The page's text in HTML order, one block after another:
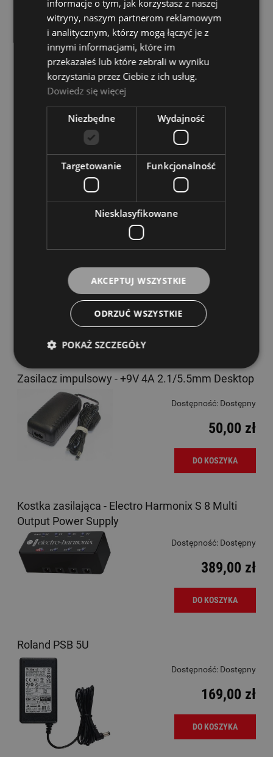
DO KOSZYKA
Zasilacz do Efektów - TC Helicon Singles Connect
Dostępność:Dostępny
DO KOSZYKA
Zasilacz Impulsowy - +10V 2.0A 1.7/4.8mm
DO KOSZYKA
Zasilacz impulsowy - +9V 4A 2.1/5.5mm Desktop
Dostępność: Dostępny
50,00 zł
DO KOSZYKA
Kostka zasilająca - Electro Harmonix S 8 Multi
Output Power Supply
Dostępność: Dostępny
389,00 zł
DO KOSZYKA
Roland PSB 5U
Dostępność: Dostępny
169,00 zł
DO KOSZYKA
informacje o tym, jak korzystasz z naszej
witryny, naszym partnerom reklamowym
i analitycznym, którzy mogą łączyć je z
innymi informacjami, które im
przekazałeś lub które zebrali w wyniku
korzystania przez Ciebie z ich usług.
Dowiedz się więcej
Niezbędne Wydajność
Targetowanie Funkcjonalność
Niesklasyfikowane
AKCEPTUJ WSZYSTKIE
ODRZUĆ WSZYSTKIE
POKAŻ SZCZEGÓŁY